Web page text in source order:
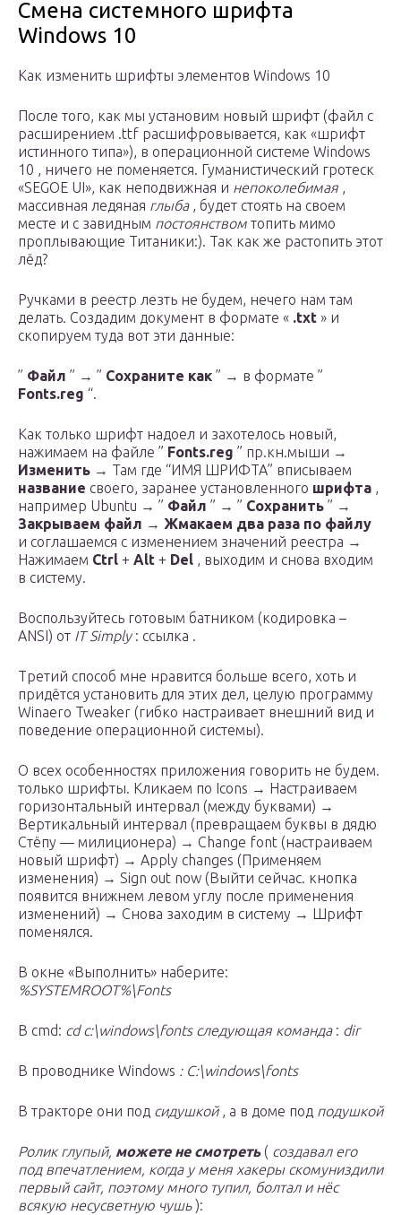
Смена системного шрифта
Windows 10
Как изменить шрифты элементов Windows 10
После того, как мы установим новый шрифт (файл с
расширением .ttf расшифровывается, как «шрифт
истинного типа»), в операционной системе Windows
10 , ничего не поменяется. Гуманистический гротеск
«SEGOE UI», как неподвижная и непоколебимая ,
массивная ледяная глыба, будет стоять на своем
месте и с завидным постоянством топить мимо
проплывающие Титаники:). Так как же растопить этот
лёд?
Ручками в реестр лезть не будем, нечего нам там
делать. Создадим документ в формате « .txt » и
скопируем туда вот эти данные:
” Файл ” → ” Сохраните как ” → в формате ”
Fonts.reg “.
Как только шрифт надоел и захотелось новый,
нажимаем на файле ” Fonts.reg ” пр.кн.мыши →
Изменить → Там где “ИМЯ ШРИФТА” вписываем
название своего, заранее установленного шрифта ,
например Ubuntu → ” Файл ” → ” Сохранить ” →
Закрываем файл → Жмакаем два раза по файлу
и соглашаемся с изменением значений реестра →
Нажимаем Ctrl + Alt + Del , выходим и снова входим
в систему.
Воспользуйтесь готовым батником (кодировка –
ANSI) от IT Simply: ссылка .
Третий способ мне нравится больше всего, хоть и
придётся установить для этих дел, целую программу
Winaero Tweaker (гибко настраивает внешний вид и
поведение операционной системы).
О всех особенностях приложения говорить не будем.
только шрифты. Кликаем по Icons → Настраиваем
горизонтальный интервал (между буквами) →
Вертикальный интервал (превращаем буквы в дядю
Стёпу — милиционера) → Change font (настраиваем
новый шрифт) → Apply changes (Применяем
изменения) → Sign out now (Выйти сейчас. кнопка
появится внижнем левом углу после применения
изменений) → Снова заходим в систему → Шрифт
поменялся.
В окне «Выполнить» наберите:
%SYSTEMROOT%\Fonts
В cmd: cd c:\windows\fonts следующая команда: dir
В проводнике Windows : С:\windows\fonts
В тракторе они под сидушкой, а в доме под подушкой
Ролик глупый, можете не смотреть( создавал его
под впечатлением, когда у меня хакеры скомуниздили
первый сайт, поэтому много тупил, болтал и нёс
всякую несусветную чушь):